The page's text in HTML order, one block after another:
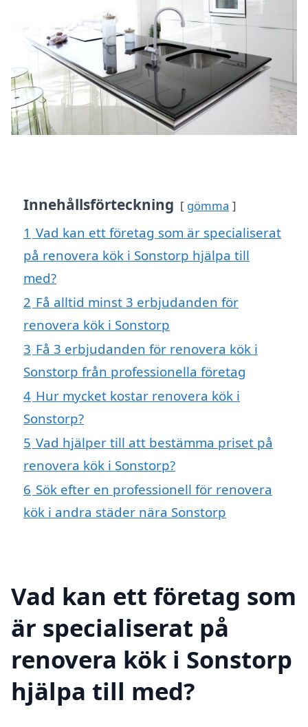
Innehållsförteckning gömma
1 Vad kan ett företag som är specialiserat
på renovera kök i Sonstorp hjälpa till
med?
2 Få alltid minst 3 erbjudanden för
renovera kök i Sonstorp
3 Få 3 erbjudanden för renovera kök i
Sonstorp från professionella företag
4 Hur mycket kostar renovera kök i
Sonstorp?
5 Vad hjälper till att bestämma priset på
renovera kök i Sonstorp?
6 Sök efter en professionell för renovera
kök i andra städer nära Sonstorp
Vad kan ett företag som
är specialiserat på
renovera kök i Sonstorp
hjälpa till med?